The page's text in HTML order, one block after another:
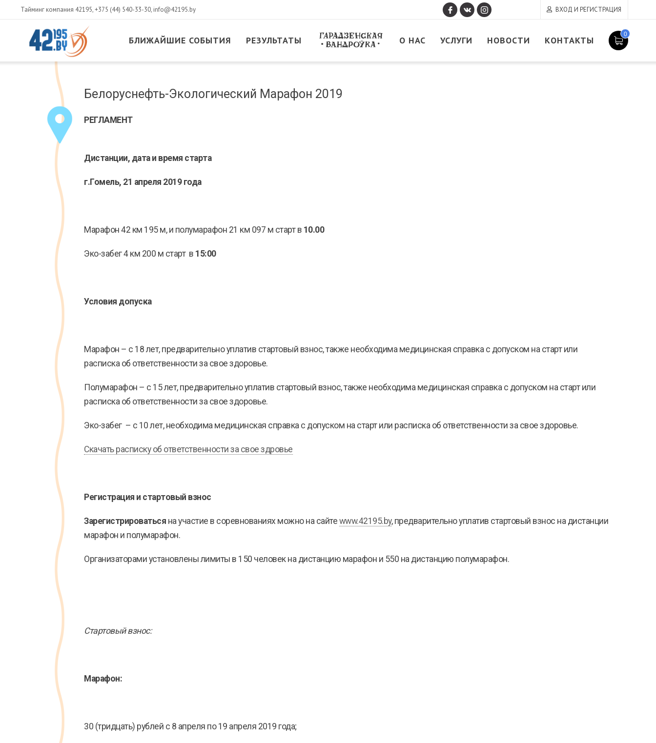
Тайминг компания 42195,+375 (44) 540-33-30, info@42195.by ВХОД И РЕГИСТРАЦИЯ
БЛИЖАЙШИЕ СОБЫТИЯ РЕЗУЛЬТАТЫ О НАС УСЛУГИ НОВОСТИ КОНТАКТЫ
0
CONTENT
14,
Белоруснефть-Экологический Марафон 2019
РЕГЛАМЕНТ
Дистанции, дата и время старта
г.Гомель, 21 апреля 2019 года
Марафон 42 км 195 м, и полумарафон 21 км 097 м старт в 10.00
Эко-забег 4 км 200 м старт в 15:00
Условия допуска
Марафон – с 18 лет, предварительно уплатив стартовый взнос, также необходима медицинская справка с допуском на старт или
расписка об ответственности за свое здоровье.
Полумарафон – с 15 лет, предварительно уплатив стартовый взнос, также необходима медицинская справка с допуском на старт или
расписка об ответственности за свое здоровье.
Эко-забег – с 10 лет, необходима медицинская справка с допуском на старт или расписка об ответственности за свое здоровье.
Скачать расписку об ответственности за свое здровье
Регистрация и стартовый взнос
Зарегистрироваться на участие в соревнованиях можно на сайте www.42195.by, предварительно уплатив стартовый взнос на дистанции
марафон и полумарафон.
Организаторами установлены лимиты в 150 человек на дистанцию марафон и 550 на дистанцию полумарафон.
Стартовый взнос:
Марафон:
30 (тридцать) рублей с 8 апреля по 19 апреля 2019 года;